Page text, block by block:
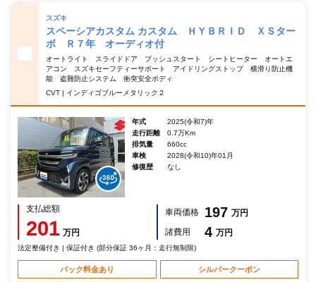
スズキ
スペーシアカスタム カスタム ＨＹＢＲＩＤ ＸＳター
ボ Ｒ７年 オーディオ付
オートライト スライドドア プッシュスタート シートヒーター オートエ
アコン スズキセーフティーサポート アイドリングストップ 横滑り防止機
能 盗難防止システム 衝突安全ボディ
CVT | インディゴブルーメタリック２
年式
2025(令和7)年
走行距離
0.7万Km
排気量
660cc
車検
2028(令和10)年01月
修復歴
なし
支払総額
201 万円
車両価格 197 万円
諸費用
4 万円
法定整備付き | 保証付き (部分保証 36ヶ月：走行無制限)
パック料金あり シルバークーポン